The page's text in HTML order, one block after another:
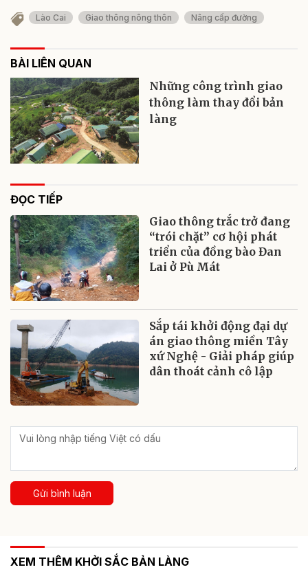
Lào Cai Giao thông nông thôn Nâng cấp đường
BÀI LIÊN QUAN
Những công trình giao
thông làm thay đổi bản
làng
ĐỌC TIẾP
Giao thông trắc trở đang
“trói chặt” cơ hội phát
triển của đồng bào Đan
Lai ở Pù Mát
Sắp tái khởi động đại dự
án giao thông miền Tây
xứ Nghệ - Giải pháp giúp
dân thoát cảnh cô lập
Gửi bình luận
XEM THÊM KHỞI SẮC BẢN LÀNG